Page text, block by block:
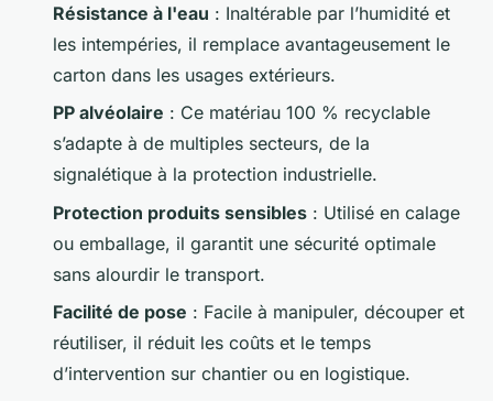
Résistance à l'eau : Inaltérable par l’humidité et
les intempéries, il remplace avantageusement le
carton dans les usages extérieurs.
PP alvéolaire : Ce matériau 100 % recyclable
s’adapte à de multiples secteurs, de la
signalétique à la protection industrielle.
Protection produits sensibles : Utilisé en calage
ou emballage, il garantit une sécurité optimale
sans alourdir le transport.
Facilité de pose : Facile à manipuler, découper et
réutiliser, il réduit les coûts et le temps
d’intervention sur chantier ou en logistique.